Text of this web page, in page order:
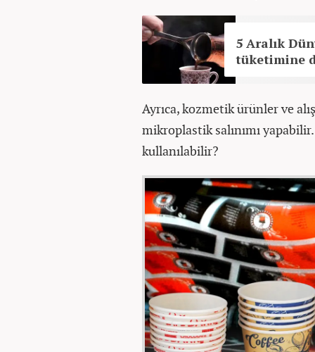
5 Aralık
tüketimine
Ayrıca, kozmetik ürünler ve
mikroplastik salınımı
kullanılabilir?